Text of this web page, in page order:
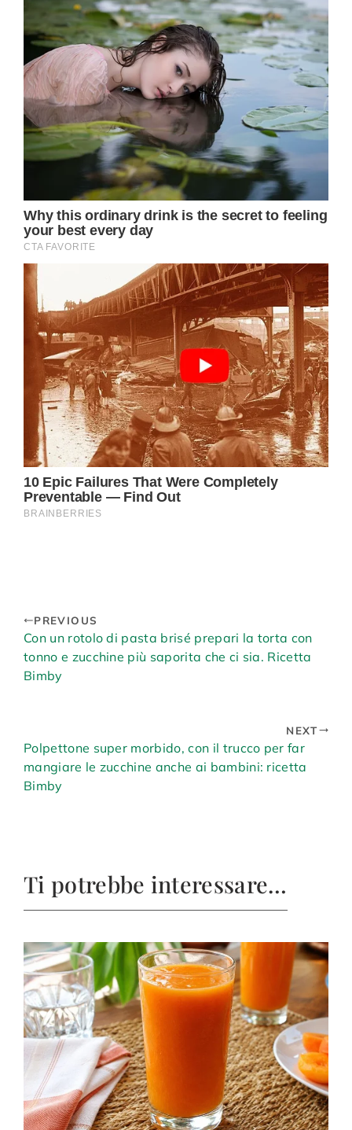
PREVIOUS
Con un rotolo di pasta brisé prepari la torta con
tonno e zucchine più saporita che ci sia. Ricetta
Bimby
NEXT
Polpettone super morbido, con il trucco per far
mangiare le zucchine anche ai bambini: ricetta
Bimby
Ti potrebbe interessare…